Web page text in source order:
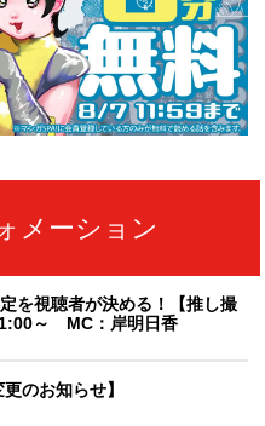
メーション
を視聴者が決める！【推し撮
～ MC：岸明日香
のお知らせ】